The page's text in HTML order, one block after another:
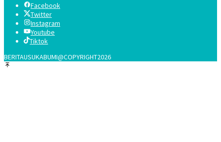
Facebook
Twitter
Instagram
Youtube
Tiktok
BERITAUSUKABUMI@COPYRIGHT2026